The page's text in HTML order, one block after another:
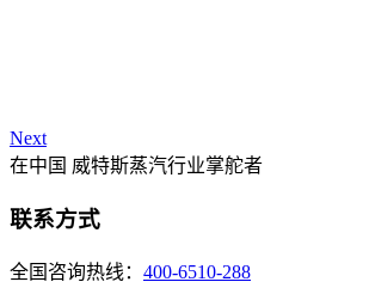
Next
在中国 威特斯蒸汽行业掌舵者
联系方式
全国咨询热线： 400-6510-288